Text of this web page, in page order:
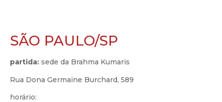
SÃO PAULO/SP
partida: sede da Brahma Kumaris
Rua Dona Germaine Burchard, 589
horário: